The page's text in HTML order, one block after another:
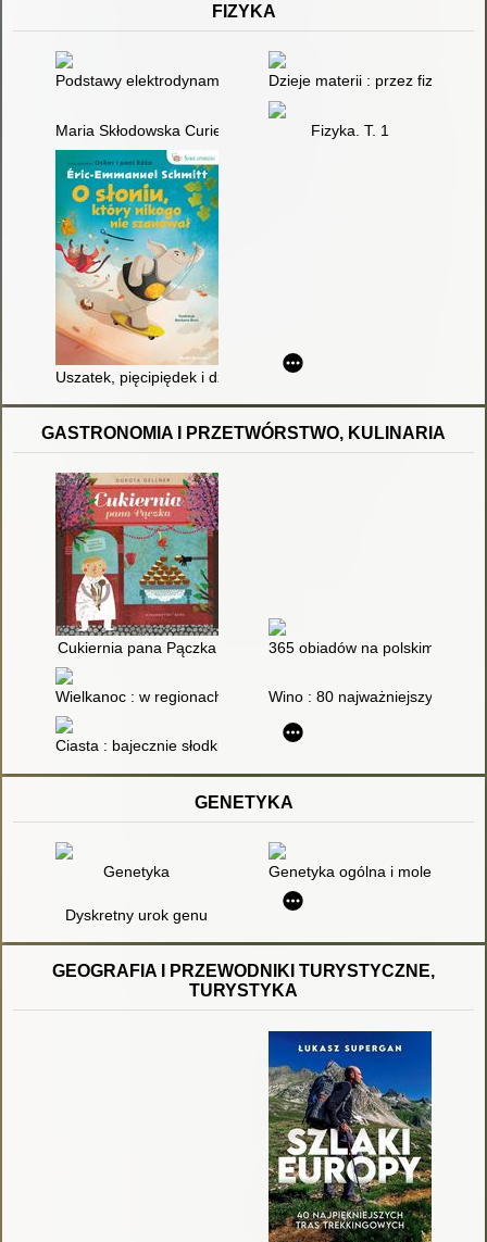
FIZYKA
Podstawy elektrodynamiki Dzieje materii : przez fizyków
Maria Skłodowska Curie Fizyka. T. 1
Uszatek, pięcipiędek i dziura w uchu : jak zmierzyć świat?
GASTRONOMIA I PRZETWÓRSTWO, KULINARIA
Cukiernia pana Pączka 365 obiadów na polskim stole
Wielkanoc : w regionach Polski i na świecieWino : 80 najważniejszych
Ciasta : bajecznie słodkie, owocowe i niepowtarzalne
GENETYKA
Genetyka Genetyka ogólna i molekularna
Dyskretny urok genu
GEOGRAFIA I PRZEWODNIKI TURYSTYCZNE,
TURYSTYKA